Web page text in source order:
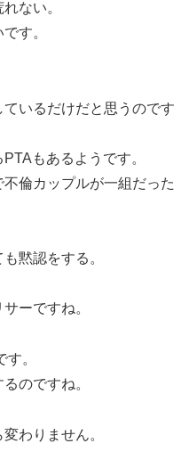
ない。
す。
いるだけだと思うのです
もあるようです。
倫カップルが一組だった
黙認をする。
ーですね。
。
のですね。
わりません。